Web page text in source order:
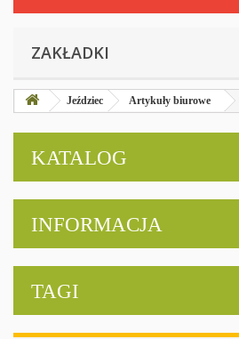
ZAKŁADKI
Jeździec Artykuły biurowe
KATALOG
INFORMACJA
TAGI